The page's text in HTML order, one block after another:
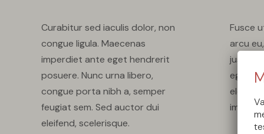
Curabitur sed iaculis dolor, non
congue ligula. Maecenas
imperdiet ante eget hendrerit
posuere. Nunc urna libero,
congue porta nibh a, semper
feugiat sem. Sed auctor dui
eleifend, scelerisque.
Fusce
arcu
justo
eget,